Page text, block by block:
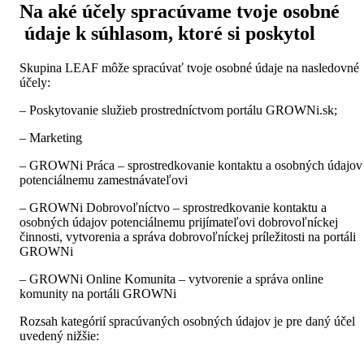
Na aké účely spracúvame tvoje osobné
údaje k súhlasom, ktoré si poskytol
Skupina LEAF môže spracúvať tvoje osobné údaje na nasledovné
účely:
– Poskytovanie služieb prostredníctvom portálu GROWNi.sk;
– Marketing
– GROWNi Práca – sprostredkovanie kontaktu a osobných údajov
potenciálnemu zamestnávateľovi
– GROWNi Dobrovoľníctvo – sprostredkovanie kontaktu a
osobných údajov potenciálnemu prijímateľovi dobrovoľníckej
činnosti, vytvorenia a správa dobrovoľníckej príležitosti na portáli
GROWNi
– GROWNi Online Komunita – vytvorenie a správa online
komunity na portáli GROWNi
Rozsah kategórií spracúvaných osobných údajov je pre daný účel
uvedený nižšie: